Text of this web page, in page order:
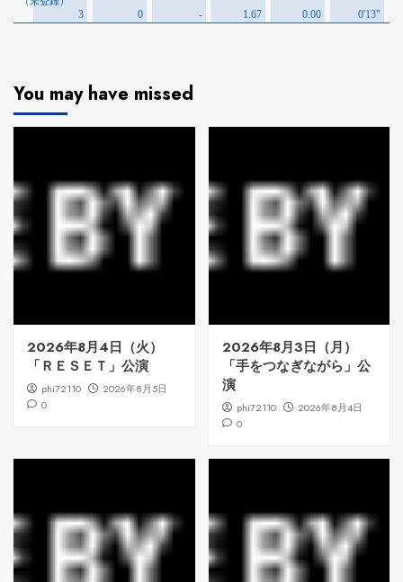
You may have missed
2026年8月4日（火）
「ＲＥＳＥＴ」公演
phi72110
2026年8月5日
0
2026年8月3日（月）
「手をつなぎながら」公
演
phi72110
2026年8月4日
0